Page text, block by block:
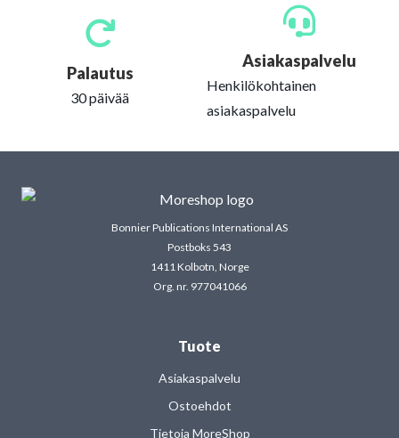
Palautus
30 päivää
Asiakaspalvelu
Henkilökohtainen
asiakaspalvelu
Bonnier Publications International AS
Postboks 543
1411 Kolbotn, Norge
Org. nr. 977041066
Tuote
Asiakaspalvelu
Ostoehdot
Tietoja MoreShop